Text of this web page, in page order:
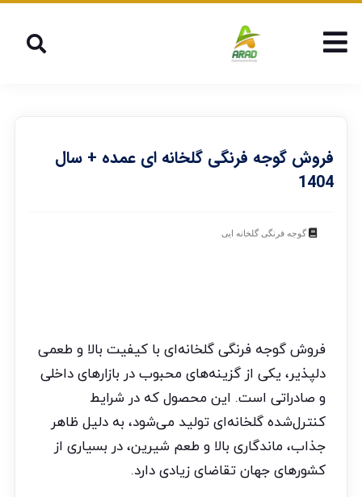
فروش گوجه فرنگی گلخانه ای عمده + سال
1404
گوجه فرنگی گلخانه ایی
فروش گوجه فرنگی گلخانه‌ای با کیفیت بالا و طعمی
دلپذیر، یکی از گزینه‌های محبوب در بازارهای داخلی
و صادراتی است. این محصول که در شرایط
کنترل‌شده گلخانه‌ای تولید می‌شود، به دلیل ظاهر
جذاب، ماندگاری بالا و طعم شیرین، در بسیاری از
کشورهای جهان تقاضای زیادی دارد.